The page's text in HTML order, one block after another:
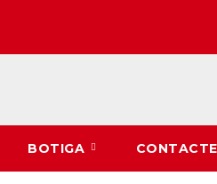
BOTIGA CONTACTE